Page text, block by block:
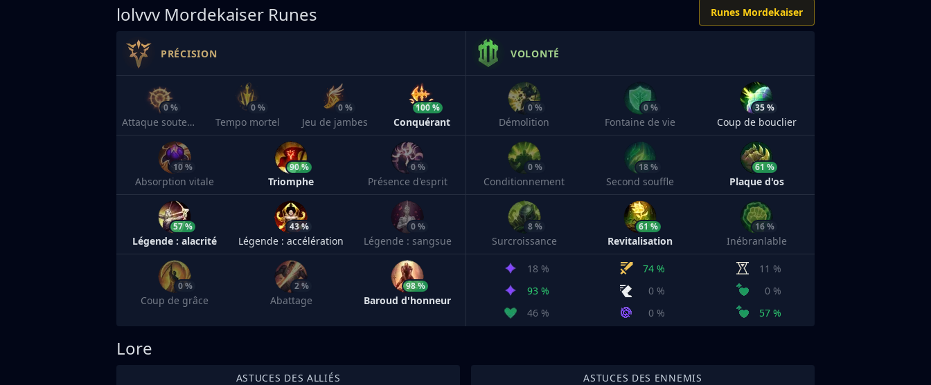
lolvvv Mordekaiser Runes Runes Mordekaiser
PRÉCISION
0 %
Attaque soutenue
0 %
Tempo mortel
0 %
Jeu de jambes
100 %
Conquérant
10 %
Absorption vitale
90 %
Triomphe
0 %
Présence d'esprit
57 %
Légende : alacrité
43 %
Légende : accélération
0 %
Légende : sangsue
0 %
Coup de grâce
2 %
Abattage
98 %
Baroud d'honneur
VOLONTÉ
0 %
Démolition
0 %
Fontaine de vie
35 %
Coup de bouclier
0 %
Conditionnement
18 %
Second souffle
61 %
Plaque d'os
8 %
Surcroissance
61 %
Revitalisation
16 %
Inébranlable
18 % 74 %
11 %
93 %
0 %
0 %
46 %
0 % 57 %
Lore
ASTUCES DES ALLIÉS
ASTUCES DES ENNEMIS